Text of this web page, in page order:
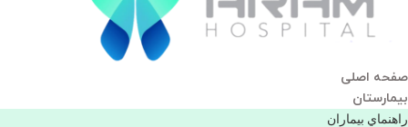
صفحه اصلی
بيمارستان
راهنماي بیماران